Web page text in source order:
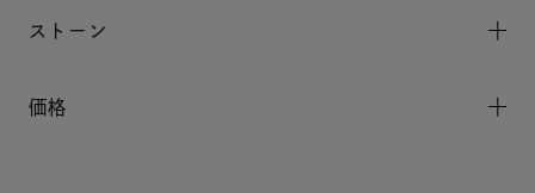
ストーン
価格